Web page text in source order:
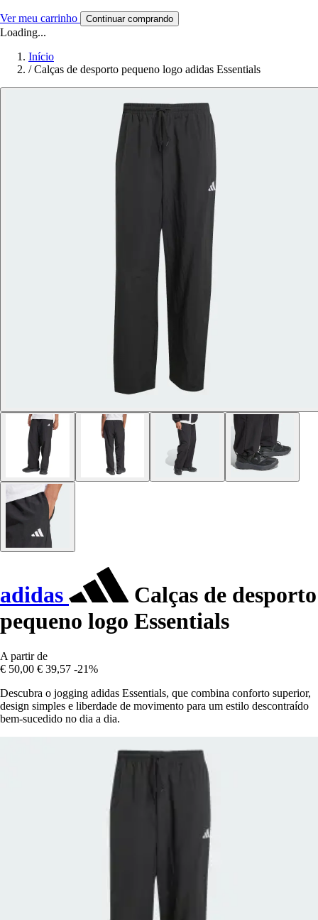
Ver meu carrinho Continuar comprando
Loading...
Início
/ Calças de desporto pequeno logo adidas Essentials
adidas
Calças de desporto
pequeno logo Essentials
A partir de
€ 50,00 € 39,57 -21%
Descubra o jogging adidas Essentials, que combina conforto superior,
design simples e liberdade de movimento para um estilo descontraído
bem-sucedido no dia a dia.